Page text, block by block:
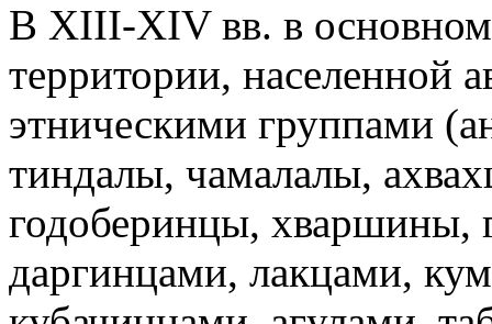
В XIII-XIV вв. в
территории, населенной
этническими группами
тиндалы, чамалалы,
годоберинцы, хваршины,
даргинцами, лакцами,